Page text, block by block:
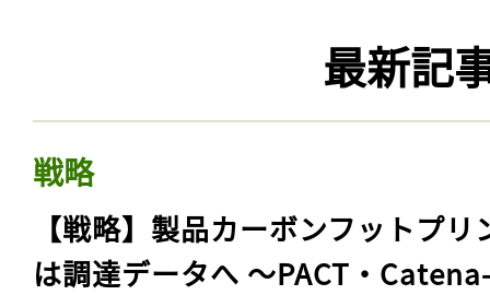
最新記
戦略
【戦略】製品カーボンフットプリ
は調達データへ 〜PACT・